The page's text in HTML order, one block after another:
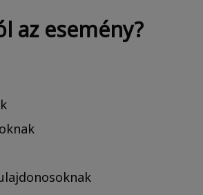
az esemény?